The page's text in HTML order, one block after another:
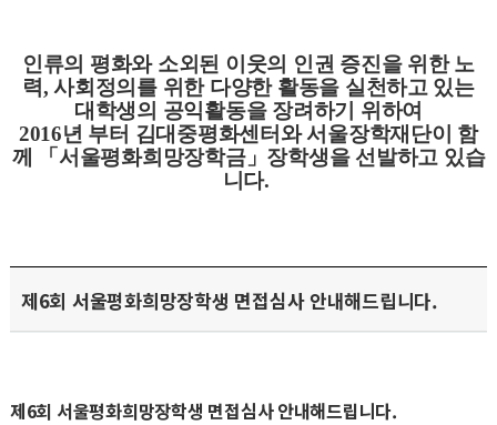
인류의 평화와 소외된 이웃의 인권 증진을 위한 노
력,사회정의를 위한 다양한 활동을 실천하고 있는
대학생의 공익활동을 장려하기 위하여
2016년 부터 김대중평화센터와 서울장학재단이 함
께 「 서울평화희망장학금」장학생을 선발하고 있습
니다.
제6회 서울평화희망장학생 면접심사 안내해드립니다.
제6회 서울평화희망장학생 면접심사 안내해드립니다.